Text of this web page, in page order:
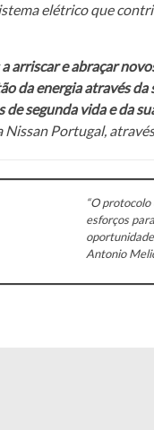
elétrico que
arriscar e abraçar
da energia através
segunda vida e da
Nissan Portugal,
“O
esforços
Antonio